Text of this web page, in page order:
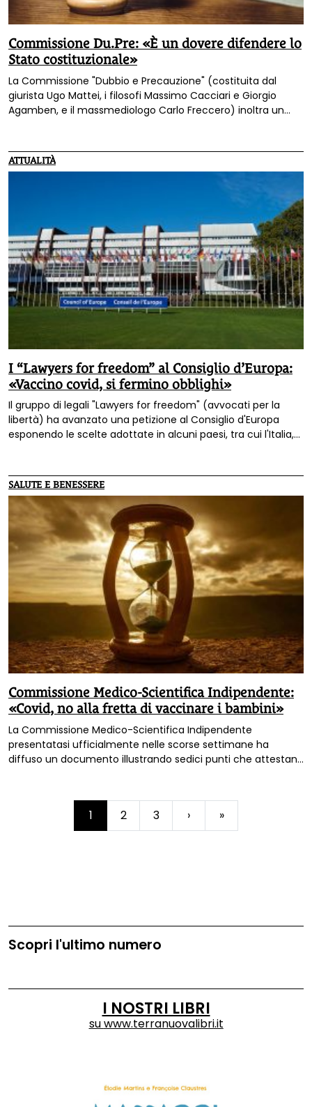
Commissione Du.Pre: «È un dovere difendere lo
Stato costituzionale»
La Commissione "Dubbio e Precauzione" (costituita dal
giurista Ugo Mattei, i filosofi Massimo Cacciari e Giorgio
Agamben, e il massmediologo Carlo Freccero) inoltra un
le misure sulla popolazione».
ATTUALITÀ
I “Lawyers for freedom” al Consiglio d’Europa:
«Vaccino covid, si fermino obblighi»
Il gruppo di legali "Lawyers for freedom" (avvocati per la
libertà) ha avanzato una petizione al Consiglio d'Europa
esponendo le scelte adottate in alcuni paesi, tra cui l'Italia,
legali stigmatizzano queste decisioni e chiedono un
provvedimento da parte del Consiglio che le fermi.
SALUTE E BENESSERE
Commissione Medico-Scientifica Indipendente:
«Covid, no alla fretta di vaccinare i bambini»
La Commissione Medico-Scientifica Indipendente
presentatasi ufficialmente nelle scorse settimane ha
diffuso un documento illustrando sedici punti che attestano
Page
navigation
Current
1 Page
2 Page
3 › »
Scopri l'ultimo numero
I NOSTRI LIBRI
suwww.terranuovalibri.it